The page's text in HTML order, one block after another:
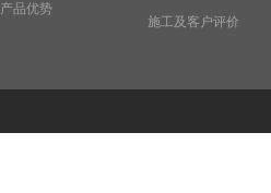
产品优势
施工及客户评价